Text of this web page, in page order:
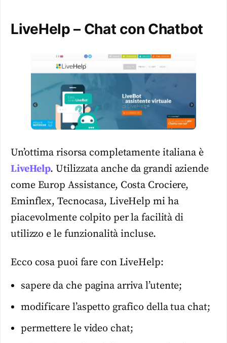
LiveHelp – Chat con Chatbot
Un’ottima risorsa completamente italiana è
LiveHelp. Utilizzata anche da grandi aziende
come Europ Assistance, Costa Crociere,
Eminflex, Tecnocasa, LiveHelp mi ha
piacevolmente colpito per la facilità di
utilizzo e le funzionalità incluse.
Ecco cosa puoi fare con LiveHelp:
sapere da che pagina arriva l’utente;
modificare l’aspetto grafico della tua chat;
permettere le video chat;